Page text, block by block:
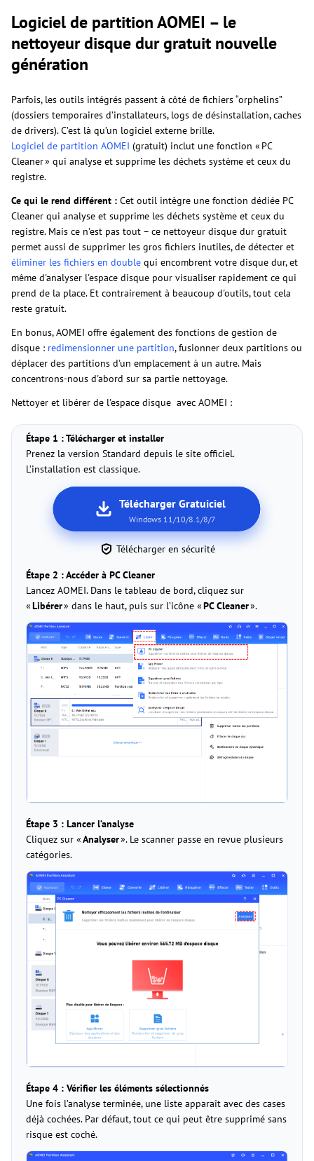
Logiciel de partition AOMEI – le
nettoyeur disque dur gratuit nouvelle
génération
Parfois, les outils intégrés passent à côté de fichiers “orphelins”
(dossiers temporaires d’installateurs, logs de désinstallation, caches
de drivers). C’est là qu’un logiciel externe brille.
Logiciel de partition AOMEI (gratuit) inclut une fonction « PC
Cleaner » qui analyse et supprime les déchets système et ceux du
registre.
Ce qui le rend différent : Cet outil intègre une fonction dédiée PC
Cleaner qui analyse et supprime les déchets système et ceux du
registre. Mais ce n'est pas tout – ce nettoyeur disque dur gratuit
permet aussi de supprimer les gros fichiers inutiles, de détecter et
éliminer les fichiers en double qui encombrent votre disque dur, et
même d'analyser l'espace disque pour visualiser rapidement ce qui
prend de la place. Et contrairement à beaucoup d'outils, tout cela
reste gratuit.
En bonus, AOMEI offre également des fonctions de gestion de
disque : redimensionner une partition, fusionner deux partitions ou
déplacer des partitions d'un emplacement à un autre. Mais
concentrons-nous d'abord sur sa partie nettoyage.
Nettoyer et libérer de l'espace disque avec AOMEI :
Étape 1 : Télécharger et installer
Prenez la version Standard depuis le site officiel.
L’installation est classique.
Télécharger Gratuiciel
Windows 11/10/8.1/8/7
Télécharger en sécurité
Étape 2 : Accéder à PC Cleaner
Lancez AOMEI. Dans le tableau de bord, cliquez sur
«Libérer» dans le haut, puis sur l’icône «PC Cleaner».
Étape 3 : Lancer l’analyse
Cliquez sur «Analyser». Le scanner passe en revue plusieurs
catégories.
Étape 4 : Vérifier les éléments sélectionnés
Une fois l’analyse terminée, une liste apparaît avec des cases
déjà cochées. Par défaut, tout ce qui peut être supprimé sans
risque est coché.